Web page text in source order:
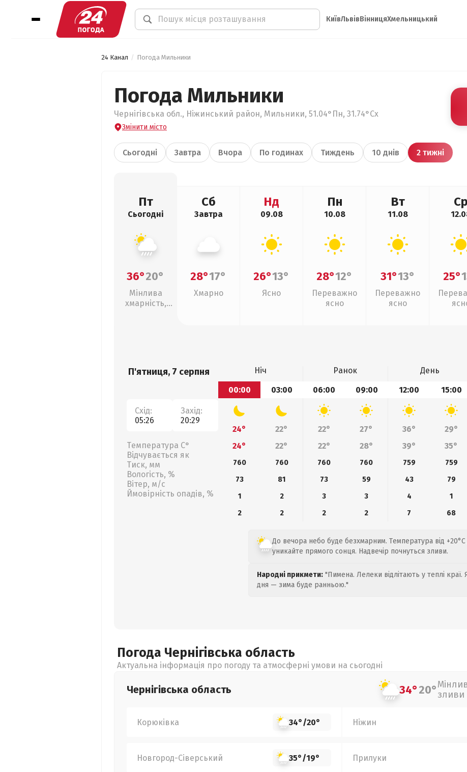
КиївЛьвівВінницяХмельницький
24 Канал Погода Мильники
Погода Мильники
Чернігівська обл., Ніжинський район, Мильники, 51.04°Пн, 31.74°Сх
Змінити місто
Сьогодні Завтра Вчора По годинах Тиждень 10 днів 2 тижні
Пт
Сьогодні
36°20°
Мінлива
хмарність,
Сб
Завтра
28°17°
Хмарно
Нд
09.08
26°13°
Ясно
Пн
10.08
28°12°
Переважно
ясно
Вт
11.08
31°13°
Переважно
ясно
Ср
25°
П'ятниця, 7 серпня
Схід:
05:26
Захід:
20:29
Температура С°
Відчувається як
Тиск, мм
Вологість, %
Вітер, м/с
Ймовірність опадів, %
Ніч Ранок День
00:00
03:00 06:00 09:00 12:00 15:00
24° 22° 22° 27° 36° 29°
24°
22° 22° 28° 39° 35°
760 760 760 760 759 759
73
81 73 59 43 79
1
2 3 3 4 1
2
2 2 2 7 68
До вечора небо буде безхмарним. Температура від +20°C
уникайте прямого сонця. Надвечір почнуться зливи.
Народні прикмети: "Пимена. Лелеки відлітають у теплі краї.
дня — зима буде ранньою."
Погода Чернігівська область
Актуальна інформація про погоду та атмосферні умови на сьогодні
Чернігівська область 34°20°зливи
Корюківка 34°/20° Ніжин
Новгород-Сіверський 35°/19° Прилуки